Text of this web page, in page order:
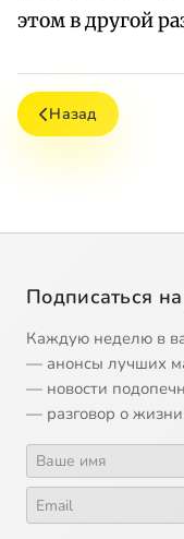
этом в другой
Назад
Подписаться
Каждую неделю в
— анонсы лучших
— новости
— разговор о